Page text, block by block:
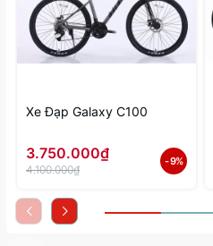
Xe Đạp Galaxy C100
3.750.000₫
4.100.000₫
- 9%